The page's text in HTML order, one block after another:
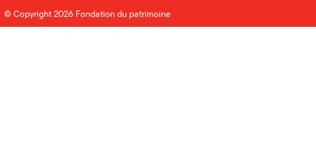
© Copyright 2026 Fondation du patrimoine